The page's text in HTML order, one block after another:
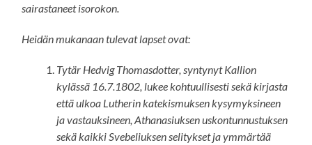
sairastaneet isorokon.
Heidän mukanaan tulevat lapset ovat:
Tytär Hedvig Thomasdotter, syntynyt Kallion
kylässä 16.7.1802, lukee kohtuullisesti sekä kirjasta
että ulkoa Lutherin katekismuksen kysymyksineen
ja vastauksineen, Athanasiuksen uskontunnustuksen
sekä kaikki Svebeliuksen selitykset ja ymmärtää